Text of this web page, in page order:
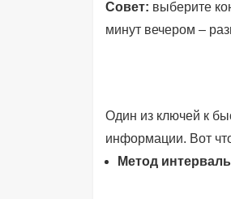
Совет: выберите
минут вечером –
Один из ключей к
информации. Вот
Метод